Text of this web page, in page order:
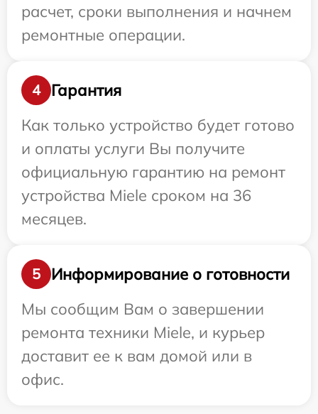
расчет, сроки выполнения и начнем
ремонтные операции.
4
Гарантия
Как только устройство будет готово
и оплаты услуги Вы получите
официальную гарантию на ремонт
устройства Miele сроком на 36
месяцев.
5
Информирование о готовности
Мы сообщим Вам о завершении
ремонта техники Miele, и курьер
доставит ее к вам домой или в
офис.